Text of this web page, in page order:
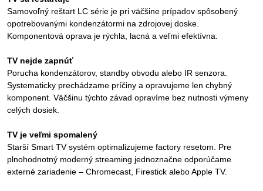
Samovoľný reštart LC série je pri väčšine prípadov spôsobený
opotrebovanými kondenzátormi na zdrojovej doske.
Komponentová oprava je rýchla, lacná a veľmi efektívna.
TV nejde zapnúť
Porucha kondenzátorov, standby obvodu alebo IR senzora.
Systematicky prechádzame príčiny a opravujeme len chybný
komponent. Väčšinu týchto závad opravíme bez nutnosti výmeny
celých dosiek.
TV je veľmi spomalený
Starší Smart TV systém optimalizujeme factory resetom. Pre
plnohodnotný moderný streaming jednoznačne odporúčame
externé zariadenie – Chromecast, Firestick alebo Apple TV.